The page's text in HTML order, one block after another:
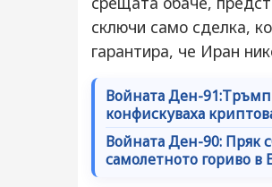
сключи само сделка,
гарантира, че Иран
Войната Ден-
конфискуваха
Войната Ден-90: Пряк
самолетното гориво